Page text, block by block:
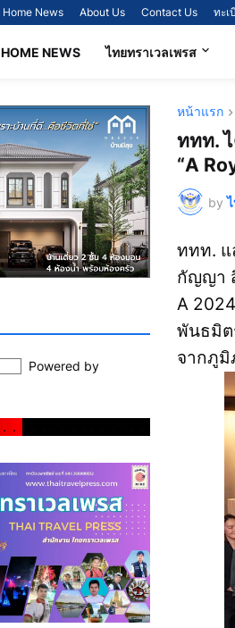
Home News About Us Contact Us ทะ
HOME NEWS ไทยทราเวลเพรส
หน้าแรก
ททท.
“A
by
ททท. แ
กัญญา
A
พันธมิต
จากภูมิ
Powered by
. .